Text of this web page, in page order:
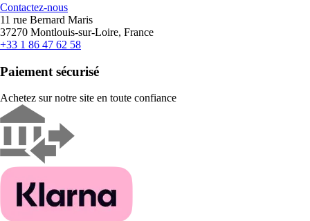
Contactez-nous
11 rue Bernard Maris
37270 Montlouis-sur-Loire, France
+33 1 86 47 62 58
Paiement sécurisé
Achetez sur notre site en toute confiance